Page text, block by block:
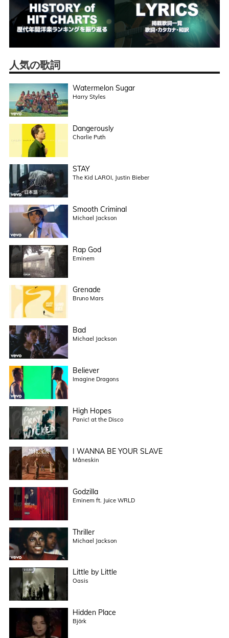
人気の歌詞
Watermelon Sugar
Harry Styles
Dangerously
Charlie Puth
STAY
The Kid LAROI, Justin Bieber
Smooth Criminal
Michael Jackson
Rap God
Eminem
Grenade
Bruno Mars
Bad
Michael Jackson
Believer
Imagine Dragons
High Hopes
Panic! at the Disco
I WANNA BE YOUR SLAVE
Måneskin
Godzilla
Eminem ft. Juice WRLD
Thriller
Michael Jackson
Little by Little
Oasis
Hidden Place
Björk